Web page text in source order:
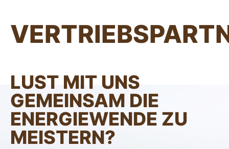
LUST MIT UNS
GEMEINSAM DIE
ENERGIE­WENDE ZU
MEISTERN?